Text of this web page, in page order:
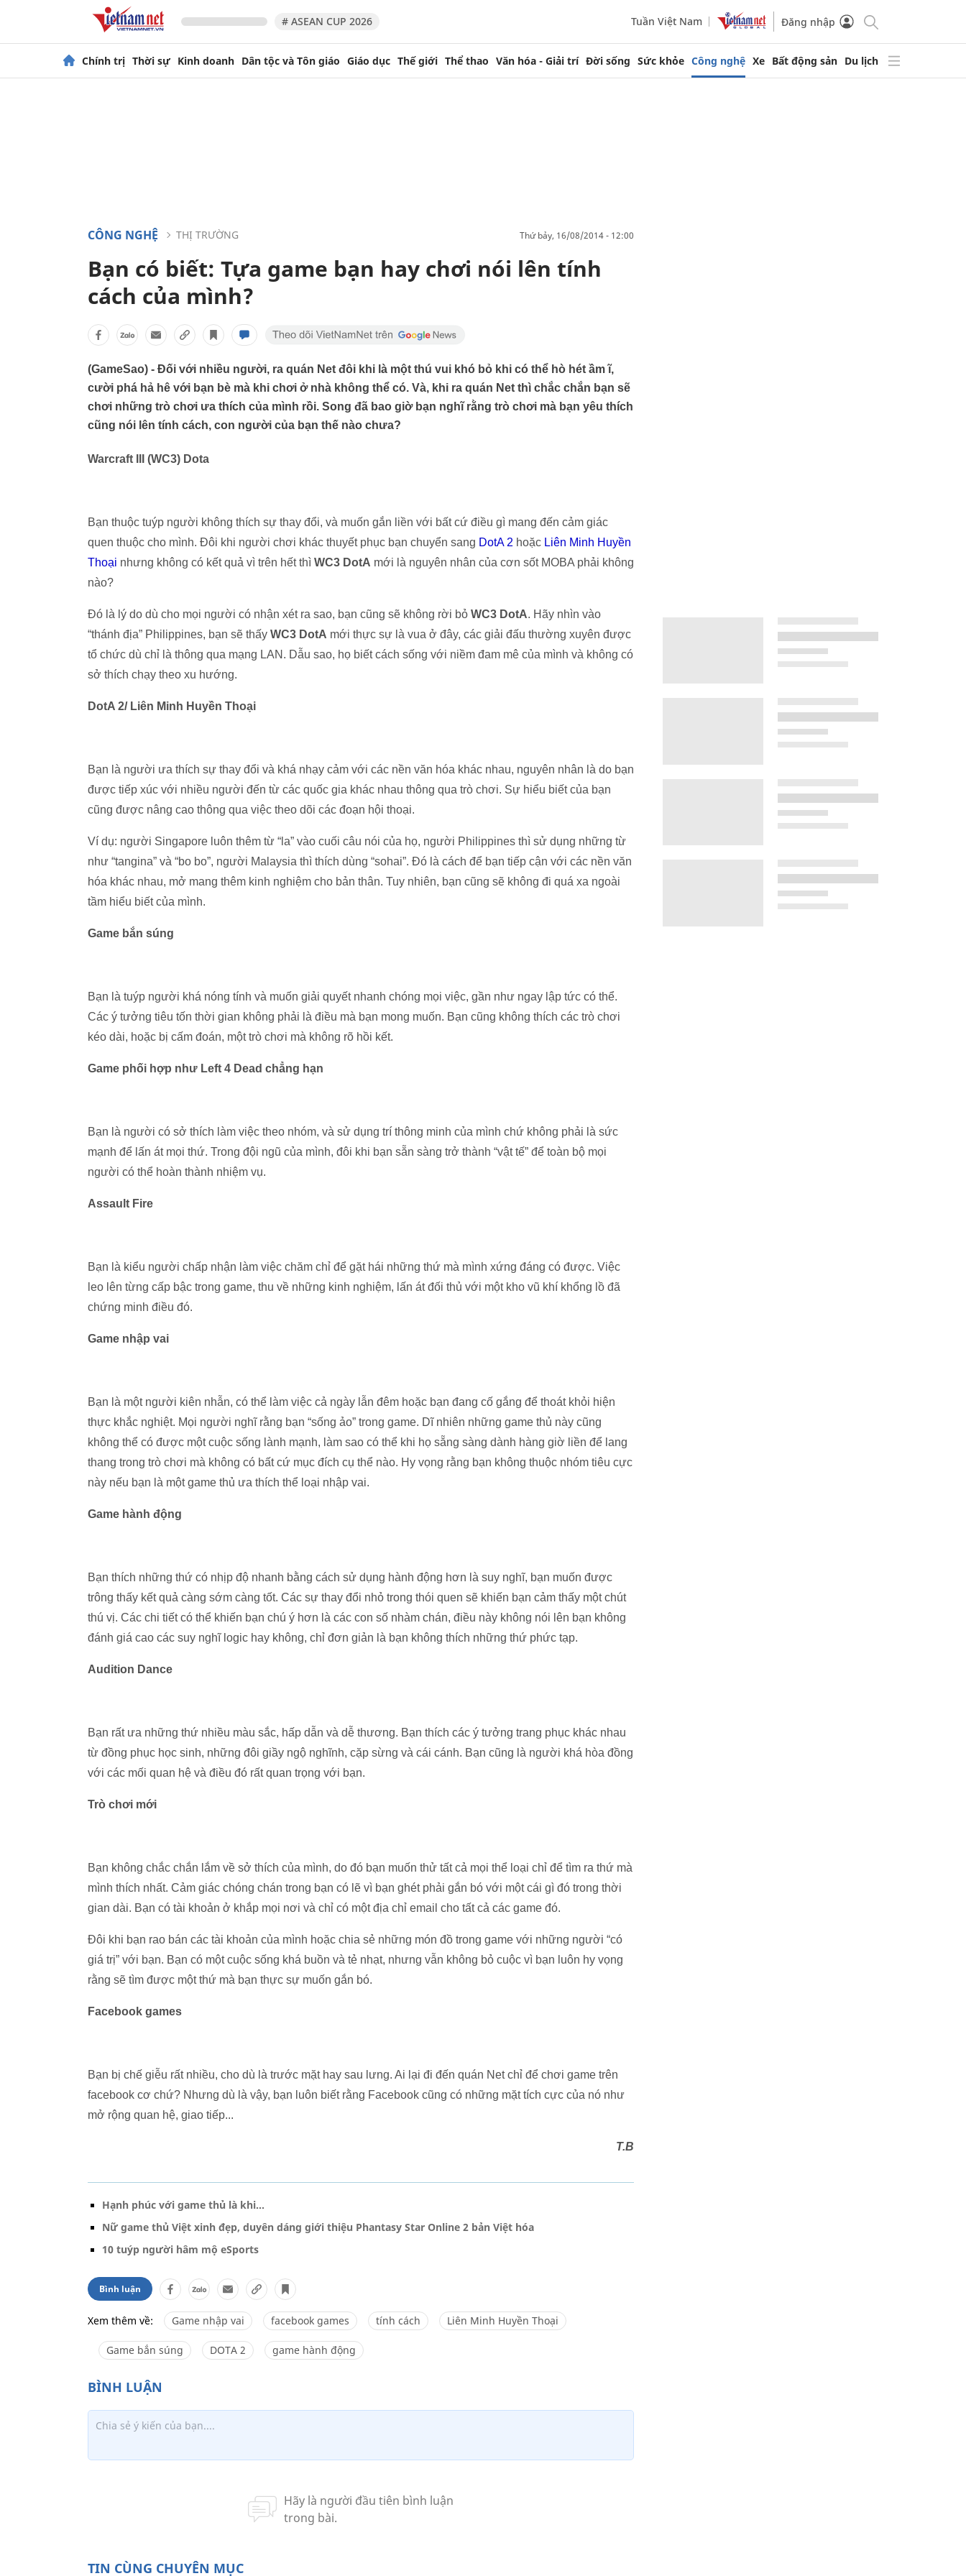
# ASEAN CUP 2026 Tuần Việt Nam Đăng nhập
Chính trị Thời sự Kinh doanh Dân tộc và Tôn giáo Giáo dục Thế giới Thể thao Văn hóa - Giải trí Đời sống Sức khỏe Công nghệ Xe Bất động sản Du lịch
CÔNG NGHỆ THỊ TRƯỜNG thứ bảy, 16/08/2014 - 12:00
Bạn có biết: Tựa game bạn hay chơi nói lên tính
cách của mình?
(GameSao) - Đối với nhiều người, ra quán Net đôi khi là một thú vui khó bỏ khi có thể hò hét ầm ĩ,
cười phá hả hê với bạn bè mà khi chơi ở nhà không thể có. Và, khi ra quán Net thì chắc chắn bạn sẽ
chơi những trò chơi ưa thích của mình rồi. Song đã bao giờ bạn nghĩ rằng trò chơi mà bạn yêu thích
cũng nói lên tính cách, con người của bạn thế nào chưa?
Warcraft III (WC3) Dota
Bạn thuộc tuýp người không thích sự thay đổi, và muốn gắn liền với bất cứ điều gì mang đến cảm giác
quen thuộc cho mình. Đôi khi người chơi khác thuyết phục bạn chuyển sang DotA 2 hoặc Liên Minh Huyền
Thoại nhưng không có kết quả vì trên hết thì WC3 DotA mới là nguyên nhân của cơn sốt MOBA phải không
nào?
Đó là lý do dù cho mọi người có nhận xét ra sao, bạn cũng sẽ không rời bỏ WC3 DotA. Hãy nhìn vào
“thánh địa” Philippines, bạn sẽ thấy WC3 DotA mới thực sự là vua ở đây, các giải đấu thường xuyên được
tổ chức dù chỉ là thông qua mạng LAN. Dẫu sao, họ biết cách sống với niềm đam mê của mình và không có
sở thích chạy theo xu hướng.
DotA 2/ Liên Minh Huyền Thoại
Bạn là người ưa thích sự thay đổi và khá nhạy cảm với các nền văn hóa khác nhau, nguyên nhân là do bạn
được tiếp xúc với nhiều người đến từ các quốc gia khác nhau thông qua trò chơi. Sự hiểu biết của bạn
cũng được nâng cao thông qua việc theo dõi các đoạn hội thoại.
Ví dụ: người Singapore luôn thêm từ “la” vào cuối câu nói của họ, người Philippines thì sử dụng những từ
như “tangina” và “bo bo”, người Malaysia thì thích dùng “sohai”. Đó là cách để bạn tiếp cận với các nền văn
hóa khác nhau, mở mang thêm kinh nghiệm cho bản thân. Tuy nhiên, bạn cũng sẽ không đi quá xa ngoài
tầm hiểu biết của mình.
Game bắn súng
Bạn là tuýp người khá nóng tính và muốn giải quyết nhanh chóng mọi việc, gần như ngay lập tức có thể.
Các ý tưởng tiêu tốn thời gian không phải là điều mà bạn mong muốn. Bạn cũng không thích các trò chơi
kéo dài, hoặc bị cấm đoán, một trò chơi mà không rõ hồi kết.
Game phối hợp như Left 4 Dead chẳng hạn
Bạn là người có sở thích làm việc theo nhóm, và sử dụng trí thông minh của mình chứ không phải là sức
mạnh để lấn át mọi thứ. Trong đội ngũ của mình, đôi khi bạn sẵn sàng trở thành “vật tế” để toàn bộ mọi
người có thể hoàn thành nhiệm vụ.
Assault Fire
Bạn là kiểu người chấp nhận làm việc chăm chỉ để gặt hái những thứ mà mình xứng đáng có được. Việc
leo lên từng cấp bậc trong game, thu về những kinh nghiệm, lấn át đối thủ với một kho vũ khí khổng lồ đã
chứng minh điều đó.
Game nhập vai
Bạn là một người kiên nhẫn, có thể làm việc cả ngày lẫn đêm hoặc bạn đang cố gắng để thoát khỏi hiện
thực khắc nghiệt. Mọi người nghĩ rằng bạn “sống ảo” trong game. Dĩ nhiên những game thủ này cũng
không thể có được một cuộc sống lành mạnh, làm sao có thể khi họ sẵng sàng dành hàng giờ liền để lang
thang trong trò chơi mà không có bất cứ mục đích cụ thể nào. Hy vọng rằng bạn không thuộc nhóm tiêu cực
này nếu bạn là một game thủ ưa thích thể loại nhập vai.
Game hành động
Bạn thích những thứ có nhịp độ nhanh bằng cách sử dụng hành động hơn là suy nghĩ, bạn muốn được
trông thấy kết quả càng sớm càng tốt. Các sự thay đổi nhỏ trong thói quen sẽ khiến bạn cảm thấy một chút
thú vị. Các chi tiết có thể khiến bạn chú ý hơn là các con số nhàm chán, điều này không nói lên bạn không
đánh giá cao các suy nghĩ logic hay không, chỉ đơn giản là bạn không thích những thứ phức tạp.
Audition Dance
Bạn rất ưa những thứ nhiều màu sắc, hấp dẫn và dễ thương. Bạn thích các ý tưởng trang phục khác nhau
từ đồng phục học sinh, những đôi giầy ngộ nghĩnh, cặp sừng và cái cánh. Bạn cũng là người khá hòa đồng
với các mối quan hệ và điều đó rất quan trọng với bạn.
Trò chơi mới
Bạn không chắc chắn lắm về sở thích của mình, do đó bạn muốn thử tất cả mọi thể loại chỉ để tìm ra thứ mà
mình thích nhất. Cảm giác chóng chán trong bạn có lẽ vì bạn ghét phải gắn bó với một cái gì đó trong thời
gian dài. Bạn có tài khoản ở khắp mọi nơi và chỉ có một địa chỉ email cho tất cả các game đó.
Đôi khi bạn rao bán các tài khoản của mình hoặc chia sẻ những món đồ trong game với những người “có
giá trị” với bạn. Bạn có một cuộc sống khá buồn và tẻ nhạt, nhưng vẫn không bỏ cuộc vì bạn luôn hy vọng
rằng sẽ tìm được một thứ mà bạn thực sự muốn gắn bó.
Facebook games
Bạn bị chế giễu rất nhiều, cho dù là trước mặt hay sau lưng. Ai lại đi đến quán Net chỉ để chơi game trên
facebook cơ chứ? Nhưng dù là vậy, bạn luôn biết rằng Facebook cũng có những mặt tích cực của nó như
mở rộng quan hệ, giao tiếp...
T.B
Hạnh phúc với game thủ là khi...
Nữ game thủ Việt xinh đẹp, duyên dáng giới thiệu Phantasy Star Online 2 bản Việt hóa
10 tuýp người hâm mộ eSports
Bình luận
Xem thêm về: Game nhập vai facebook games tính cách Liên Minh Huyền Thoại
Game bắn súng DOTA 2 game hành động
TIN CÙNG CHUYÊN MỤC